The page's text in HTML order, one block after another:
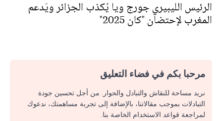
الرئيس الليبيري جورج ويا يُكذب الجزائر ويَدعم
المغرب لإحتضان "كان 2025"
مرحبا بكم في فضاء التعليق
نريد مساحة للنقاش والتبادل والحوار. من أجل تحسين جودة
التبادلات بموجب مقالاتنا، بالإضافة إلى تجربة مساهمتك، ندعوك
لمراجعة قواعد الاستخدام الخاصة بنا.